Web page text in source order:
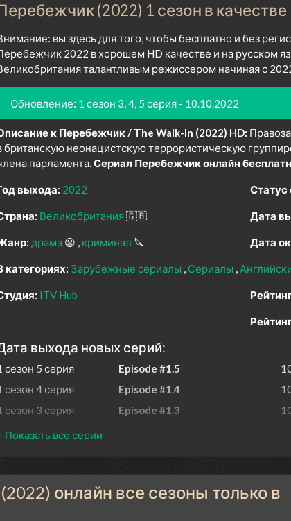
(2022) 1 сезон в качестве
вы здесь для того, чтобы бесплатно и без
2022 в хорошем HD качестве и на русском
талантливым режиссером начиная с
Обновление: 1 сезон 3, 4, 5 серия - 10.10.2022
к Перебежчик / The Walk-In (2022) HD:
британскую неонацистскую террористическую
парламента.Сериал Перебежчик онлайн
выхода: 2022
Великобритания🇬🇧
драма 😫 криминал 🔪
Статус
Дата
Дата
категориях: Зарубежные сериалы Сериалы
ITV Hub
выхода новых серий:
сезон 5 серия Episode #1.5
сезон 4 серия
Episode #1.4
сезон 3 серия
Episode #1.3
сезон 2 серия
онлайн все сезоны только в